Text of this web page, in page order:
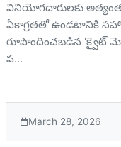
మరియు భద్రంగా
వినియోగదారులకు
ఏకాగ్రతతో ఉండటానికి
రూపొందించబడిన 'క్వైట్
ప...
March 28, 2026